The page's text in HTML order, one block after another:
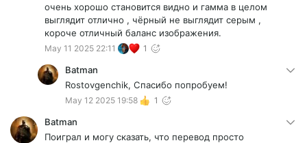
очень хорошо становится видно и гамма в целом
выглядит отлично , чёрный не выглядит серым ,
короче отличный баланс изображения.
May 11 2025 22:11 1
Batman
Rostovgenchik, Спасибо попробуем!
May 12 2025 19:58 1
Batman
Поиграл и могу сказать, что перевод просто